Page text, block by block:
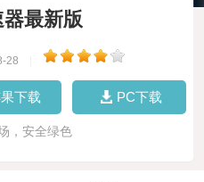
最新版
28
下载 PC下载
，安全绿色